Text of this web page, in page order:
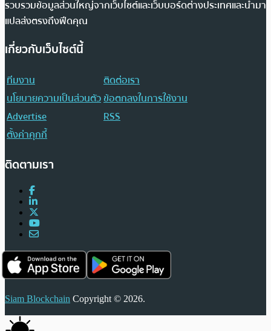
รวบรวมข้อมูลส่วนใหญ่จากเว็บไซต์และเว็บบอร์ดต่างประเทศและนำมา
แปลส่งตรงถึงฟีดคุณ
เกี่ยวกับเว็บไซต์นี้
ทีมงาน
ติดต่อเรา
นโยบายความเป็นส่วนตัวข้อตกลงในการใช้งาน
Advertise
RSS
ตั้งค่าคุกกี้
ติดตามเรา
Siam Blockchain Copyright © 2026.